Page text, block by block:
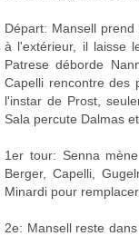
Départ: Mansell
à l'extérieur, il laisse
Patrese déborde
Capelli rencontre des
l'instar de Prost,
Sala percute Dalmas
1er tour: Senna
Berger, Capelli,
Minardi pour
2e: Mansell reste